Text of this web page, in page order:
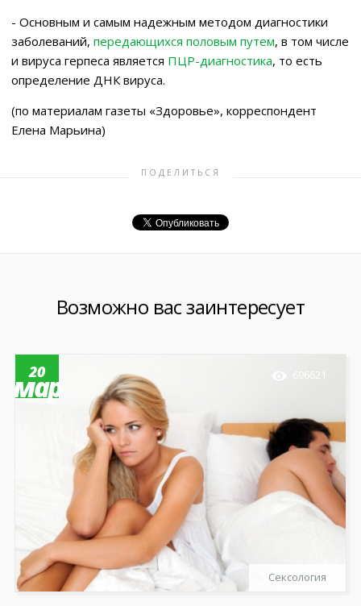
- Основным и самым надежным методом диагностики
заболеваний, передающихся половым путем, в том числе
и вируса герпеса является ПЦР-диагностика, то есть
определение ДНК вируса.
(по материалам газеты «Здоровье», корреспондент
Елена Марьина)
ПОДЕЛИТЬСЯ
Возможно вас заинтересует
20
мар
Сексология
696621